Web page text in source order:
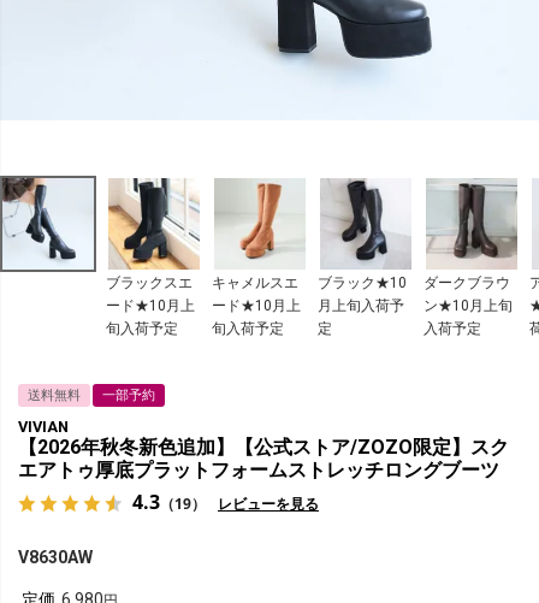
ブラックスエ
ード★10月上
旬入荷予定
キャメルスエ
ード★10月上
旬入荷予定
ブラック★10
月上旬入荷予
定
ダークブラウ
ン★10月上旬
入荷予定
送料無料 一部予約
VIVIAN
【2026年秋冬新色追加】【公式ストア/ZOZO限定】スク
エアトゥ厚底プラットフォームストレッチロングブーツ
4.3 （19） レビューを見る
V8630AW
定価 6,980